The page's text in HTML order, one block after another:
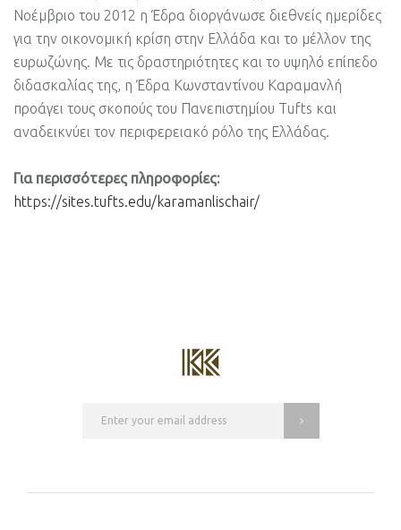
Νοέμβριο του 2012 η Έδρα διοργάνωσε διεθνείς ημερίδες
για την οικονομική κρίση στην Ελλάδα και το μέλλον της
ευρωζώνης. Με τις δραστηριότητες και το υψηλό επίπεδο
διδασκαλίας της, η Έδρα Κωνσταντίνου Καραμανλή
προάγει τους σκοπούς του Πανεπιστημίου Tufts και
αναδεικνύει τον περιφερειακό ρόλο της Ελλάδας.
Για περισσότερες πληροφορίες:
https://sites.tufts.edu/karamanlischair/